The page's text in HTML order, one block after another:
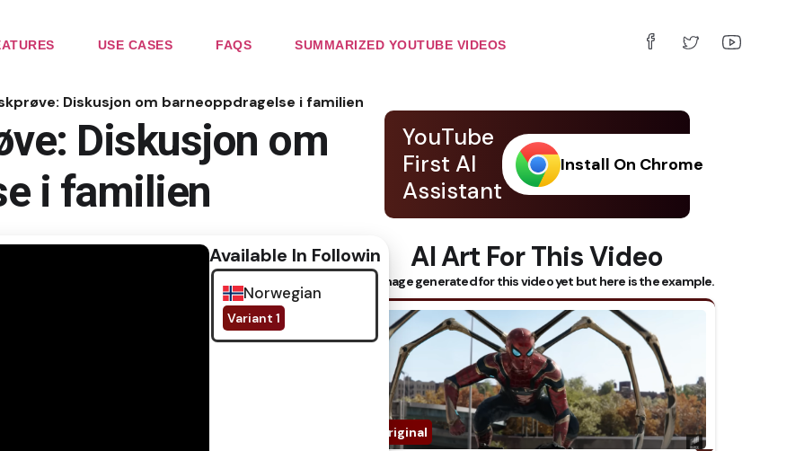
USE CASES FAQS SUMMARIZED YOUTUBE VIDEOS
Diskusjon om barneoppdragelse i familien
Diskusjon om
i familien
Available In Following Subtitles
Norwegian
Variant 1
YouTube
First AI
Assistant
Install On Chrome
AI Art For This Video
No image generated for this video yet but here is the example.